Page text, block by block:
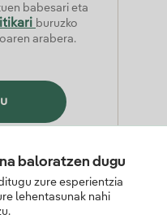
babesari eta
buruzko
arabera.
eskaintza
baloratzen dugu
zure esperientzia
lehentasunak nahi